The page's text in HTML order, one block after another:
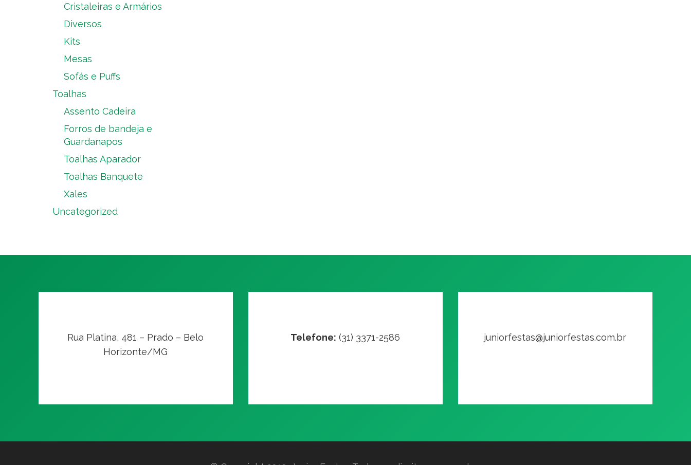
Cristaleiras e Armários
Diversos
Kits
Mesas
Sofás e Puffs
Toalhas
Assento Cadeira
Forros de bandeja e
Guardanapos
Toalhas Aparador
Toalhas Banquete
Xales
Uncategorized
Rua Platina, 481 – Prado – Belo
Horizonte/MG
Telefone: (31) 3371-2586 juniorfestas@juniorfestas.com.br